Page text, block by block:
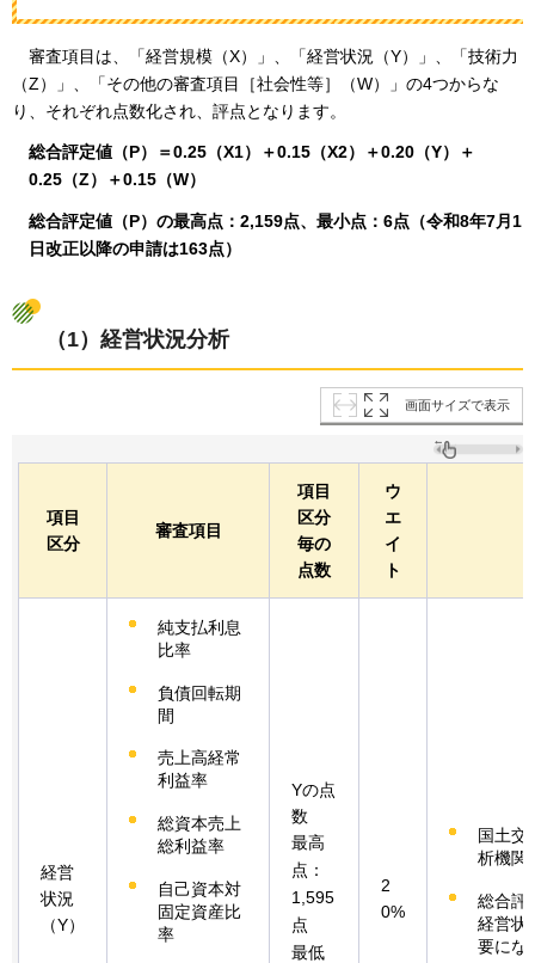
審査項目は 、「経営規模（X）」、「経営状況（Y）」、「技術力
（Z）」、「その他の審査項目［社会性等］（W）」の4つからな
り、それぞれ点数化され、評点となります。
総合評定値（P）＝0.25（X1）＋0.15（X2）＋0.20（Y）＋
0.25（Z）＋0.15（W）
総合評定値（P）の最高点：2,159点、最小点：6点（令和8年7月1
日改正以降の申請は163点）
（1）経営状況分析
画面サイズで表示
項目
区分
審査項目
項目
区分
毎の
点数
ウ
エ
イ
ト
経営
状況
（Y）
純支払利息
比率
負債回転期
間
売上高経常
利益率
総資本売上
総利益率
自己資本対
固定資産比
率
Yの点
数
最高
点：
1,595
点
最低
2
0%
国土交
析機関
総合評
経営状
要にな